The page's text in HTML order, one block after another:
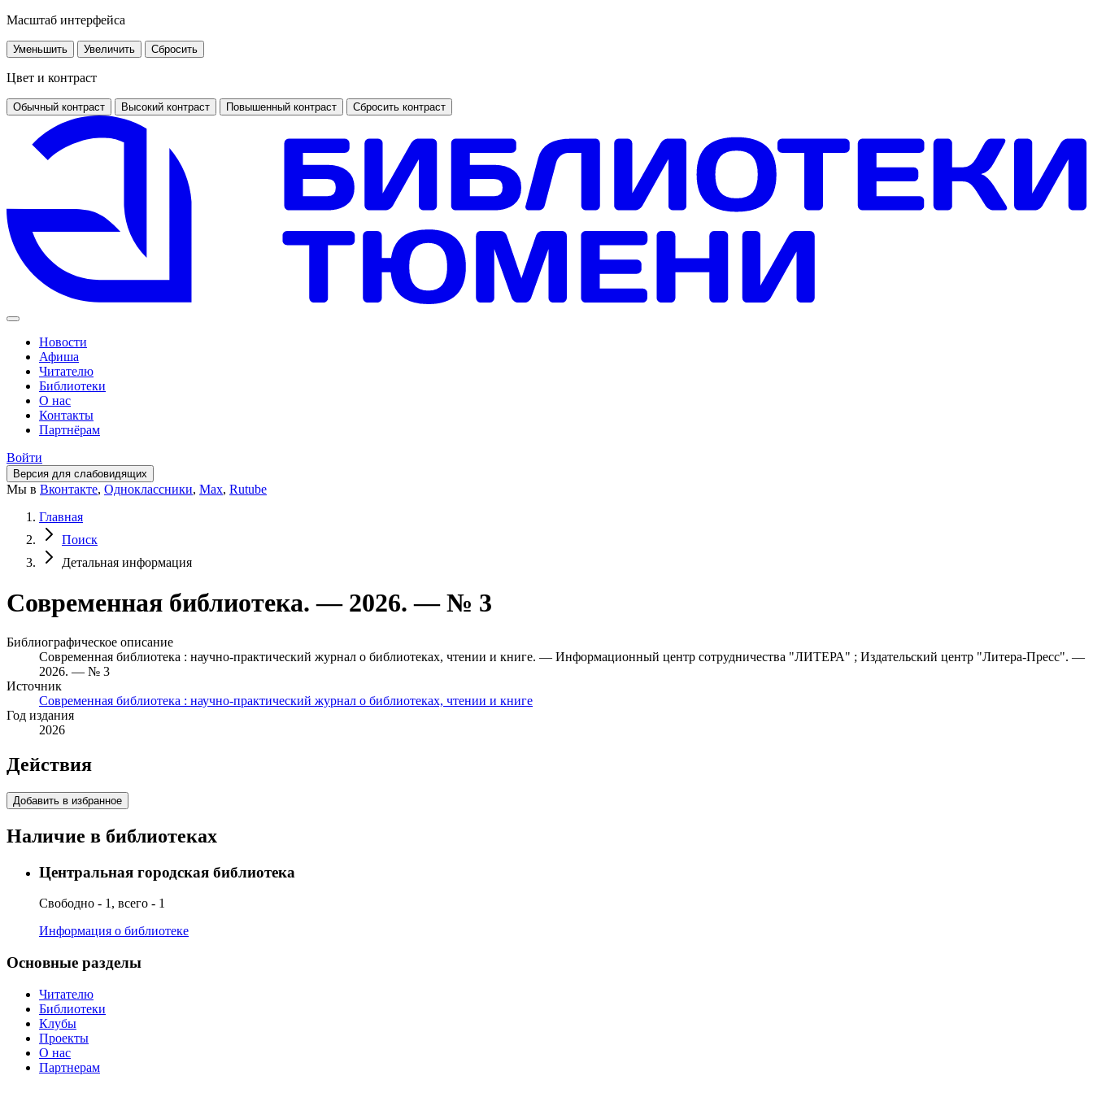
Масштаб интерфейса
Уменьшить Увеличить Сбросить
Цвет и контраст
Обычный контраст Высокий контраст Повышенный контраст Сбросить контраст
Новости
Афиша
Читателю
Библиотеки
О нас
Контакты
Партнёрам
Войти
Версия для слабовидящих
Мы в Вконтакте, Одноклассники, Max, Rutube
Главная
Поиск
Детальная информация
Современная библиотека. — 2026. — № 3
Библиографическое описание
Современная библиотека : научно-практический журнал о библиотеках, чтении и книге. — Информационный центр сотрудничества "ЛИТЕРА" ; Издательский центр "Литера-Пресс". —
2026. — № 3
Источник
Современная библиотека : научно-практический журнал о библиотеках, чтении и книге
Год издания
2026
Действия
Добавить в избранное
Наличие в библиотеках
Центральная городская библиотека
Свободно - 1, всего - 1
Информация о библиотеке
Основные разделы
Читателю
Библиотеки
Клубы
Проекты
О нас
Партнерам